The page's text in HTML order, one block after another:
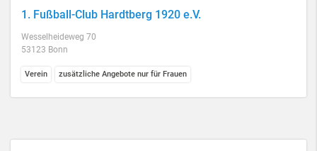
1. Fußball-Club Hardtberg 1920 e.V.
Wesselheideweg 70
53123 Bonn
Verein zusätzliche Angebote nur für Frauen